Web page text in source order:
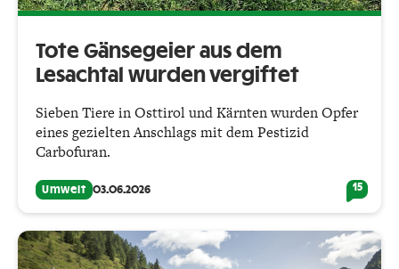
Tote Gänsegeier aus dem
Lesachtal wurden vergiftet
Sieben Tiere in Osttirol und Kärnten wurden Opfer
eines gezielten Anschlags mit dem Pestizid
Carbofuran.
Umwelt 03.06.2026 15